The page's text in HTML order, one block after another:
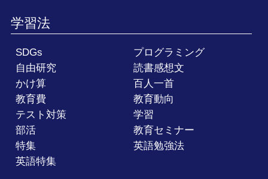
学習法
SDGs
プログラミング
自由研究
読書感想文
かけ算
百人一首
教育費
教育動向
テスト対策
学習
部活
教育セミナー
特集
英語勉強法
英語特集